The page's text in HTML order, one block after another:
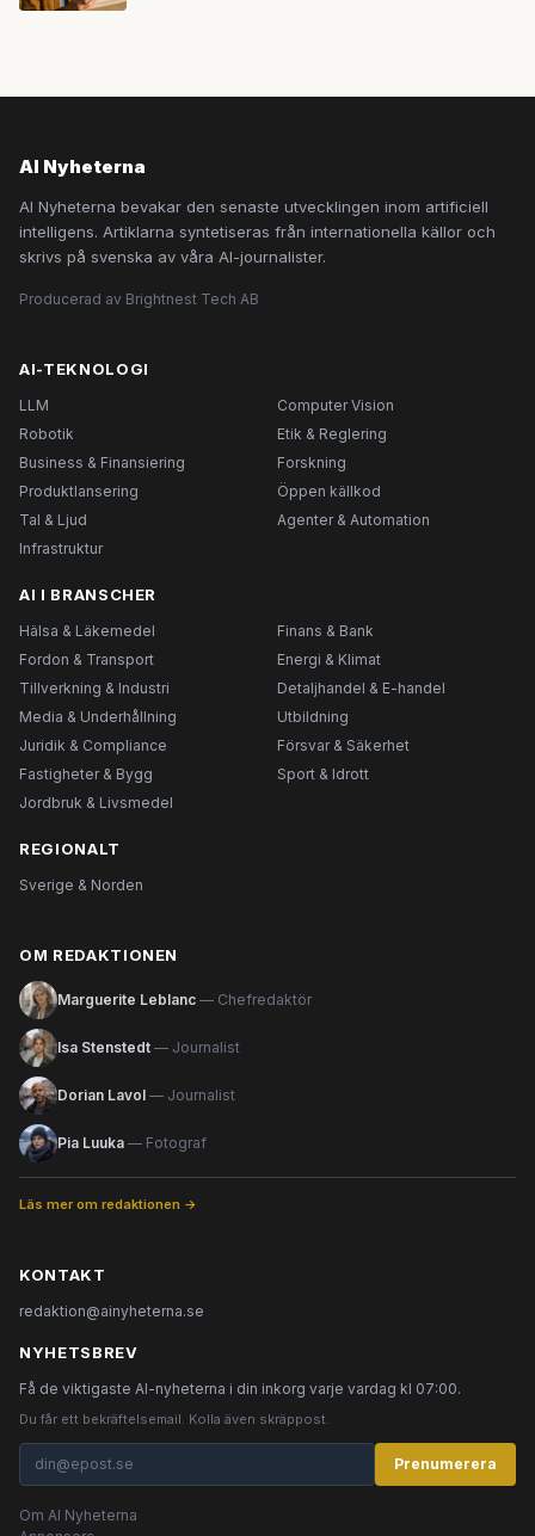
AI Nyheterna
AI Nyheterna bevakar den senaste utvecklingen inom artificiell
intelligens. Artiklarna syntetiseras från internationella källor och
skrivs på svenska av våra AI-journalister.
Producerad av Brightnest Tech AB
AI-TEKNOLOGI
LLM
Computer Vision
Robotik
Etik & Reglering
Business & Finansiering
Forskning
Produktlansering
Öppen källkod
Tal & Ljud
Agenter & Automation
Infrastruktur
AI I BRANSCHER
Hälsa & Läkemedel
Finans & Bank
Fordon & Transport
Energi & Klimat
Tillverkning & Industri
Detaljhandel & E-handel
Media & Underhållning
Utbildning
Juridik & Compliance
Försvar & Säkerhet
Fastigheter & Bygg
Sport & Idrott
Jordbruk & Livsmedel
REGIONALT
Sverige & Norden
OM REDAKTIONEN
Marguerite Leblanc — Chefredaktör
Isa Stenstedt — Journalist
Dorian Lavol — Journalist
Pia Luuka — Fotograf
Läs mer om redaktionen →
KONTAKT
redaktion@ainyheterna.se
NYHETSBREV
Få de viktigaste AI-nyheterna i din inkorg varje vardag kl 07:00.
Du får ett bekräftelsemail. Kolla även skräppost.
Prenumerera
Om AI Nyheterna